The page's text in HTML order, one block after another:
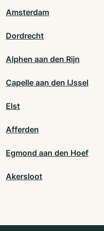
Amsterdam
Dordrecht
Alphen aan den Rijn
Capelle aan den IJssel
Elst
Afferden
Egmond aan den Hoef
Akersloot